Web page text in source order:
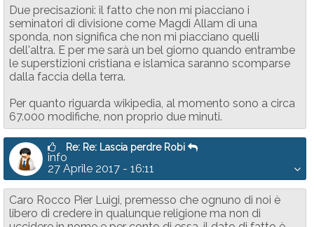
Due precisazioni: il fatto che non mi piacciano i
seminatori di divisione come Magdi Allam di una
sponda, non significa che non mi piacciano quelli
dell'altra. E per me sarà un bel giorno quando entrambe
le superstizioni cristiana e islamica saranno scomparse
dalla faccia della terra.
Per quanto riguarda wikipedia, al momento sono a circa
67.000 modifiche, non proprio due minuti.
Re: Re: Lascia perdre Robi
info
27 Aprile 2017 - 16:11
Caro Rocco Pier Luigi, premesso che ognuno di noi è
libero di credere in qualunque religione ma non di